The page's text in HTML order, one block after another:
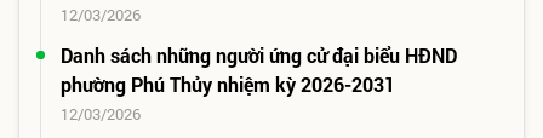
31/03/2026
Bầu các chức danh chủ chốt HĐND và UBND
phường Phú Thủy
28/03/2026